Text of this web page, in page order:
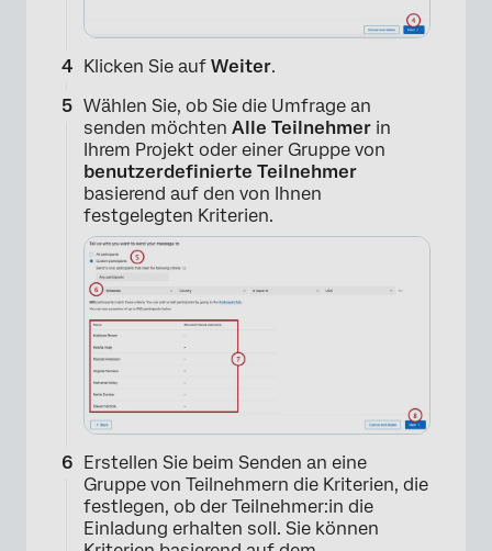
Klicken Sie auf Weiter.
Wählen Sie, ob Sie die Umfrage an
senden möchten Alle Teilnehmer in
Ihrem Projekt oder einer Gruppe von
benutzerdefinierte Teilnehmer
basierend auf den von Ihnen
festgelegten Kriterien.
Erstellen Sie beim Senden an eine
Gruppe von Teilnehmern die Kriterien, die
festlegen, ob der Teilnehmer:in die
Einladung erhalten soll. Sie können